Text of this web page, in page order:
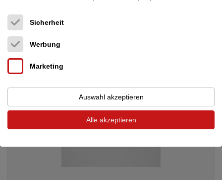
3.699 €Sicherheit
Werbung
Marketing
Auswahl akzeptieren
Alle akzeptieren